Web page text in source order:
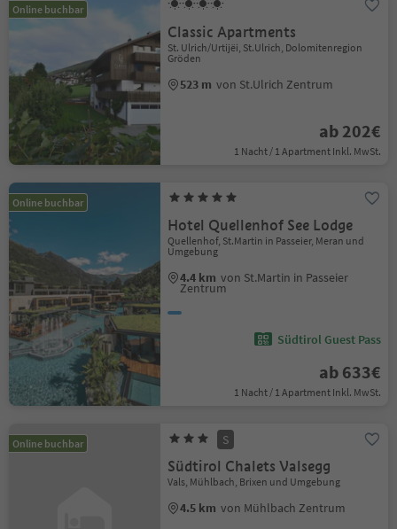
Online buchbar
Classic Apartments
St. Ulrich/Urtijëi, St.Ulrich, Dolomitenregion
Gröden
523 m von St.Ulrich Zentrum
ab 202€
1 Nacht / 1 Apartment Inkl. MwSt.
Online buchbar
Hotel Quellenhof See Lodge
Quellenhof, St.Martin in Passeier, Meran und
Umgebung
4.4 km von St.Martin in Passeier
Zentrum
Südtirol Guest Pass
ab 633€
1 Nacht / 1 Apartment Inkl. MwSt.
Online buchbar S
Südtirol Chalets Valsegg
Vals, Mühlbach, Brixen und Umgebung
4.5 km von Mühlbach Zentrum